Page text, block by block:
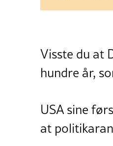
Visste du at
hundre år,
USA sine
at